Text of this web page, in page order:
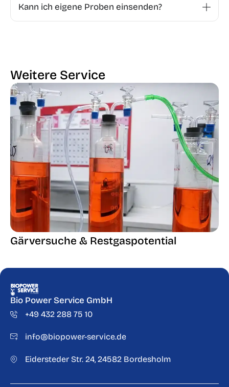
Kann ich eigene Proben einsenden?
Weitere Service
Gärversuche & Restgaspotential
Bio Power Service GmbH
+49 432 288 75 10
info@biopower-service.de
Eidersteder Str. 24, 24582 Bordesholm